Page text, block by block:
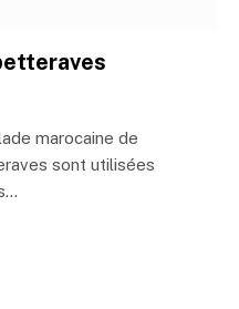
marocaine de
sont utilisées